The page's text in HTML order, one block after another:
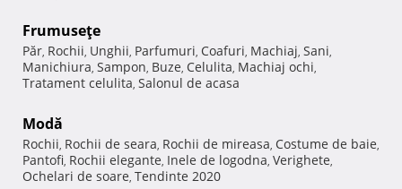
Frumuseţe
Păr, Rochii, Unghii, Parfumuri, Coafuri, Machiaj, Sani,
Manichiura, Sampon, Buze, Celulita, Machiaj ochi,
Tratament celulita, Salonul de acasa
Modă
Rochii, Rochii de seara, Rochii de mireasa, Costume de baie,
Pantofi, Rochii elegante, Inele de logodna, Verighete,
Ochelari de soare, Tendinte 2020